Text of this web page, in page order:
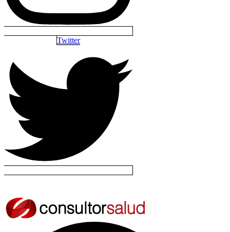
Twitter